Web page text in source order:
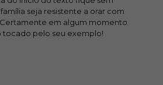
seja resistente a orar com
em algum momento
tocado pelo seu exemplo!